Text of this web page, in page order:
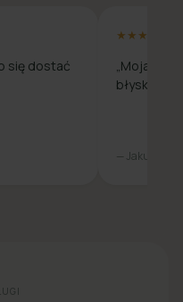
się dostać
★★★★★
„Moja
— Jakub L., 31